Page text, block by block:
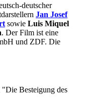
deutscher
Jan Josef
sowie Luis Miquel
. Der Film ist eine
und ZDF. Die
Besteigung des